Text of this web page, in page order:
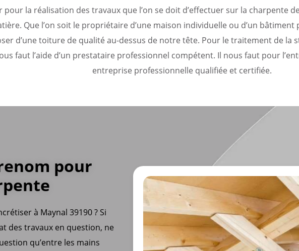
pour la réalisation des travaux que l’on se doit d’effectuer sur la charpente
Que l’on soit le propriétaire d’une maison individuelle ou d’un
d’une toiture de qualité au-dessus de notre tête. Pour le traitement de
faut l’aide d’un prestataire professionnel compétent. Il nous faut pour
entreprise professionnelle qualifiée et certifiée.
pour
à Maynal 39190 ? Si
des travaux en question, ne
qu’entre les mains